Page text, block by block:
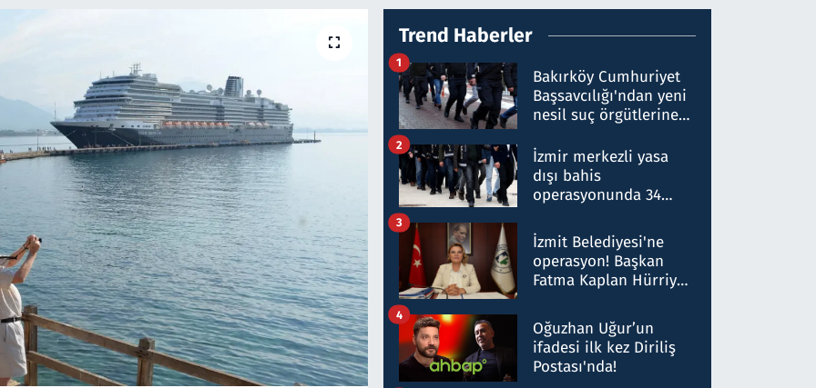
Trend Haberler
Bakırköy Cumhuriyet
Başsavcılığı'ndan yeni
nesil suç örgütlerine
hakkında gözaltı kararı
1
İzmir merkezli yasa
dışı bahis
operasyonunda 34
Milyar liralık para
trafiği tespit edildi
2
İzmit Belediyesi'ne
operasyon! Başkan
Fatma Kaplan Hürriyet
3
Oğuzhan Uğur’un
ifadesi ilk kez Diriliş
Postası'nda!
4